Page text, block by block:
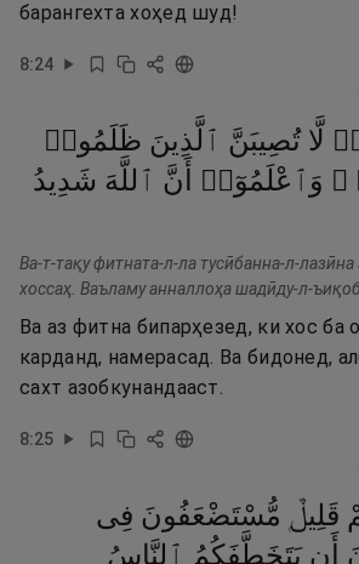
барангехта хоҳед шуд!
8:24
لَّا تُصِيبَنَّ ٱلَّذِينَ ظَلَمُوا۟
وَٱعْلَمُوٓا۟ أَنَّ ٱللَّهَ شَدِيدُ
Ва-т-тақу фитната-л-ла тусӣбанна-л-
хоссаҳ. Ваъламу анналлоҳа шадӣду-л-ъиқоб.
Ва аз фитна бипарҳезед, ки хос ба
карданд, намерасад. Ва бидонед,
сахт азобкунандааст.
8:25
قَلِيلٌۭ مُّسْتَضْعَفُونَ فِى
أَن يَتَخَطَّفَكُمُ ٱلنَّاسُ